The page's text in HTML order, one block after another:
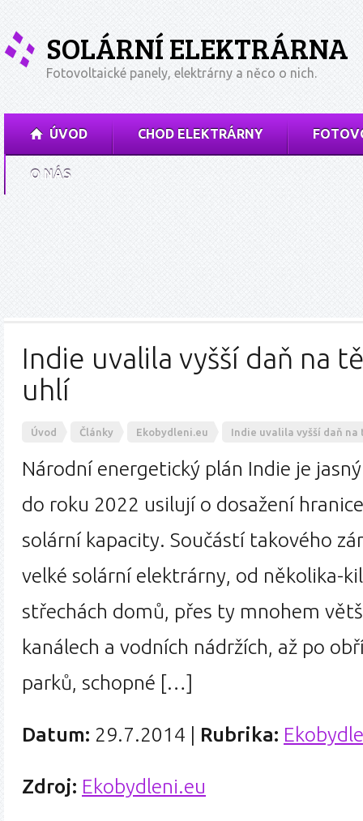
SOLÁRNÍ ELEKTRÁRNA
Fotovoltaické panely, elektrárny a něco o nich.
ÚVOD CHOD ELEKTRÁRNY
O NÁS
Indie uvalila vyšší daň na
uhlí
Úvod Články Ekobydleni.eu Indie uvalila vyšší daň na
Národní energetický plán Indie je
do roku 2022 usilují o dosažení
solární kapacity. Součástí takového
velké solární elektrárny, od několika-
střechách domů, přes ty mnohem
kanálech a vodních nádržích, až po
parků, schopné […]
Datum: 29.7.2014 Rubrika:
Zdroj: Ekobydleni.eu